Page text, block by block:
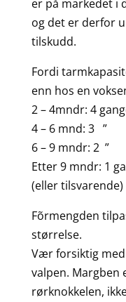
er på markedet i
og det er derfor
tilskudd.
Fordi
enn hos en
2 – 4mndr: 4
4 – 6 mnd: 3
6 – 9 mndr: 2
Etter 9 mndr: 1
(eller
Fõrmengden
størrelse.
Vær forsiktig
valpen. Margben
rørknokkelen,